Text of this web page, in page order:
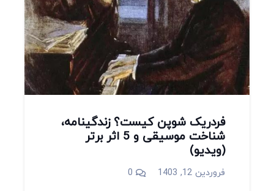
فردریک شوپن کیست؟ زندگینامه،
شناخت موسیقی و 5 اثر برتر
(ویدیو)
فروردین 12, 1403 0